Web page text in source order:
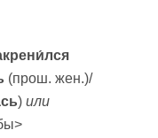
(прош. жен.)/
)или